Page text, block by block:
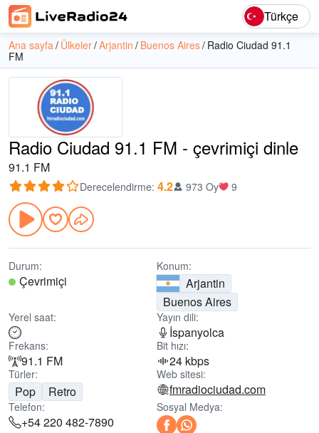
Türkçe
Ana sayfa Ülkeler Arjantin Buenos Aires Radio Ciudad 91.1
FM
Radio Ciudad 91.1 FM - çevrimiçi dinle
91.1 FM
Derecelendirme: 4.2 973 Oy 9
Durum:
Çevrimiçi
Konum:
Arjantin
Buenos Aires
Yerel saat: Yayın dili:
İspanyolca
Frekans:
91.1 FM
Bit hızı:
24 kbps
Türler:
Pop Retro
Web sitesi:
fmradiociudad.com
Telefon:
+54 220 482-7890
Sosyal Medya: